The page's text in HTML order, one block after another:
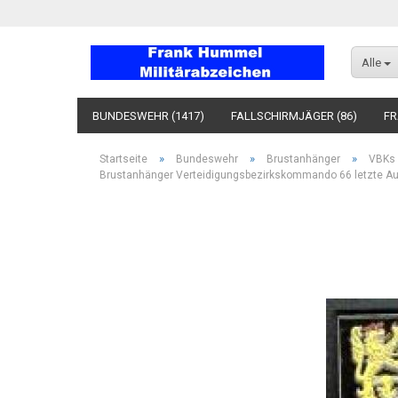
Alle
BUNDESWEHR (1417) FALLSCHIRMJÄGER (86)
Startseite » Bundeswehr » Brustanhänger » VBKs
Brustanhänger Verteidigungsbezirkskommando 66 letzte